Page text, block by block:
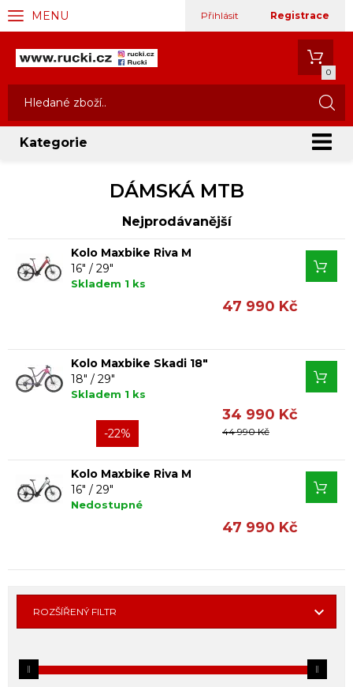
MENU Přihlásit Registrace
0
Kategorie
DÁMSKÁ MTB
Nejprodávanější
Kolo Maxbike Riva M
16" / 29"
Skladem 1 ks
47 990 Kč
Kolo Maxbike Skadi 18"
18" / 29"
Skladem 1 ks
34 990 Kč
44 990 Kč
-22%
Kolo Maxbike Riva M
16" / 29"
Nedostupné
47 990 Kč
ROZŠÍŘENÝ FILTR